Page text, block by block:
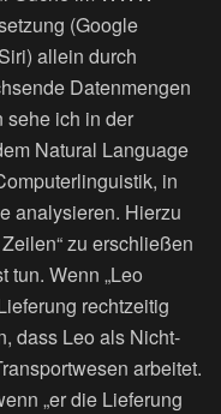
(Google
allein durch
Datenmengen
sehe ich in der
Natural Language
in
analysieren. Hierzu
zu erschließen
tun. Wenn „Leo
rechtzeitig
dass Leo als Nicht-
arbeitet.
„er die Lieferung